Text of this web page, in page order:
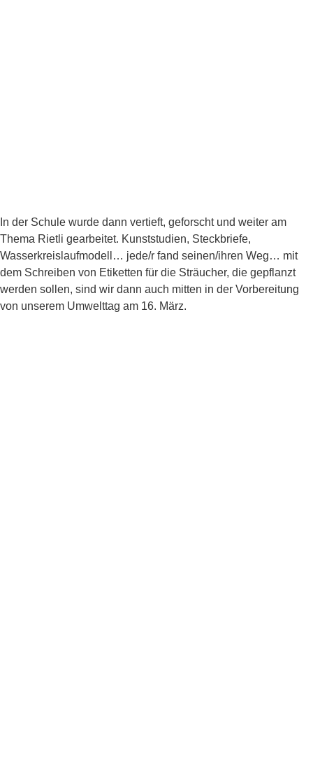
In der Schule wurde dann vertieft, geforscht und weiter am
Thema Rietli gearbeitet. Kunststudien, Steckbriefe,
Wasserkreislaufmodell… jede/r fand seinen/ihren Weg… mit
dem Schreiben von Etiketten für die Sträucher, die gepflanzt
werden sollen, sind wir dann auch mitten in der Vorbereitung
von unserem Umwelttag am 16. März.